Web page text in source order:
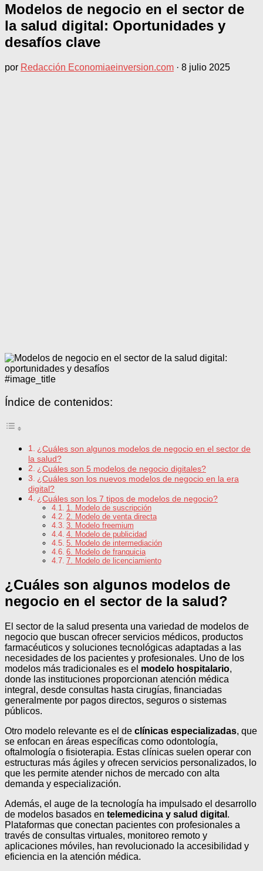
Modelos de negocio en el sector de
la salud digital: Oportunidades y
desafíos clave
por Redacción Economiaeinversion.com · 8 julio 2025
#image_title
Índice de contenidos:
¿Cuáles son algunos modelos de negocio en el sector de
la salud?
¿Cuáles son 5 modelos de negocio digitales?
¿Cuáles son los nuevos modelos de negocio en la era
digital?
¿Cuáles son los 7 tipos de modelos de negocio?
1. Modelo de suscripción
2. Modelo de venta directa
3. Modelo freemium
4. Modelo de publicidad
5. Modelo de intermediación
6. Modelo de franquicia
7. Modelo de licenciamiento
¿Cuáles son algunos modelos de
negocio en el sector de la salud?
El sector de la salud presenta una variedad de modelos de
negocio que buscan ofrecer servicios médicos, productos
farmacéuticos y soluciones tecnológicas adaptadas a las
necesidades de los pacientes y profesionales. Uno de los
modelos más tradicionales es el modelo hospitalario,
donde las instituciones proporcionan atención médica
integral, desde consultas hasta cirugías, financiadas
generalmente por pagos directos, seguros o sistemas
públicos.
Otro modelo relevante es el de clínicas especializadas, que
se enfocan en áreas específicas como odontología,
oftalmología o fisioterapia. Estas clínicas suelen operar con
estructuras más ágiles y ofrecen servicios personalizados, lo
que les permite atender nichos de mercado con alta
demanda y especialización.
Además, el auge de la tecnología ha impulsado el desarrollo
de modelos basados en telemedicina y salud digital .
Plataformas que conectan pacientes con profesionales a
través de consultas virtuales, monitoreo remoto y
aplicaciones móviles, han revolucionado la accesibilidad y
eficiencia en la atención médica.